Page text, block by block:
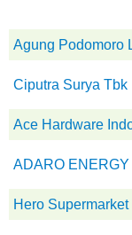
Agung Podomoro
Ciputra Surya Tbk
Ace Hardware
ADARO ENERGY
Hero Supermarket